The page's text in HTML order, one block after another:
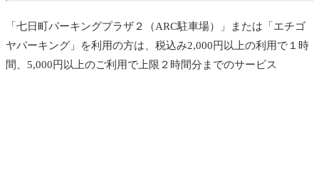
「七日町パーキングプラザ２（ARC駐車場）」または「エチゴ
ヤパーキング」を利用の方は、税込み2,000円以上の利用で１時
間、5,000円以上のご利用で上限２時間分までのサービス